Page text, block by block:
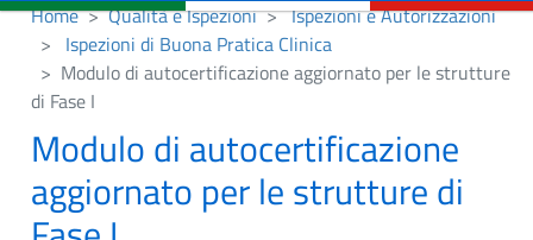
Home Qualità e Ispezioni
Ispezioni e Autorizzazioni
Ispezioni di Buona Pratica Clinica
Modulo di autocertificazione aggiornato per le strutture
di Fase I
Modulo di autocertificazione
aggiornato per le strutture di